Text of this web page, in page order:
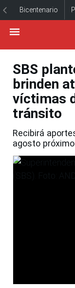
Bicentenario
SBS
brinden
víctimas
tránsito
Recibirá
agosto próximo